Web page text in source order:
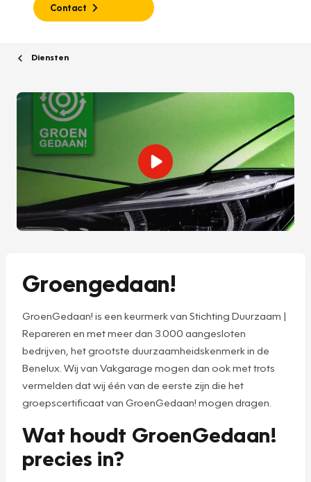
Contact
Diensten
Groengedaan!
GroenGedaan! is een keurmerk van Stichting Duurzaam |
Repareren en met meer dan 3.000 aangesloten
bedrijven, het grootste duurzaamheidskenmerk in de
Benelux. Wij van Vakgarage mogen dan ook met trots
vermelden dat wij één van de eerste zijn die het
groepscertificaat van GroenGedaan! mogen dragen.
Wat houdt GroenGedaan!
precies in?